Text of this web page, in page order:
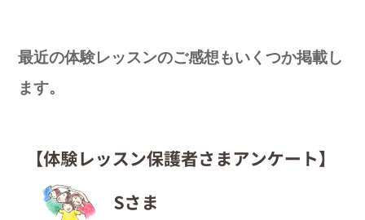
最近の体験レッスンのご感想もいくつか掲載し
ます。